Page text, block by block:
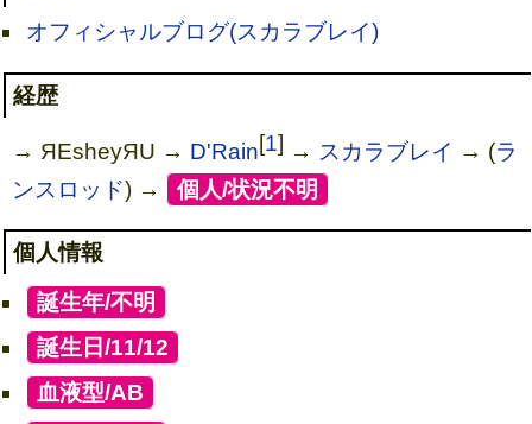
オフィシャルブログ(スカラブレイ)
経歴
→ ЯEsheyЯU → D'Rain[1] → スカラブレイ → (ラ
ンスロッド) → [個人/状況不明
個人情報
誕生年/不明
誕生日/11/12
血液型/AB